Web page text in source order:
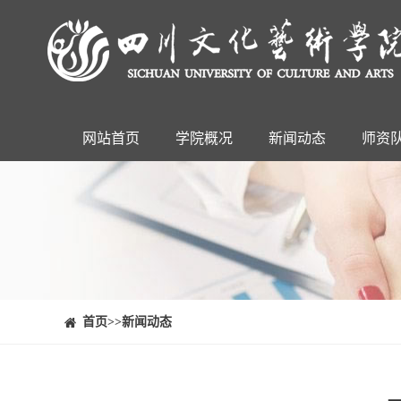
⠀⠀首页>>新闻动态
网站首页 学院概况 新闻动态 师资